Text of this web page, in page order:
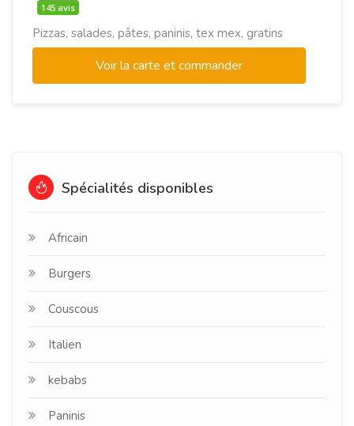
145 avis
Pizzas, salades, pâtes, paninis, tex mex, gratins
Voir la carte et commander
Spécialités disponibles
Africain
Burgers
Couscous
Italien
kebabs
Paninis